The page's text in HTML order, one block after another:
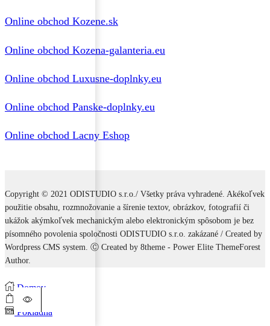
Online obchod Kozene.sk
Online obchod Kozena-galanteria.eu
Online obchod Luxusne-doplnky.eu
Online obchod Panske-doplnky.eu
Online obchod Lacny Eshop
Copyright © 2021 ODISTUDIO s.r.o./ Všetky práva vyhradené. Akékoľvek
použitie obsahu, rozmnožovanie a šírenie textov, obrázkov, fotografií či
ukážok akýmkoľvek mechanickým alebo elektronickým spôsobom je bez
písomného povolenia spoločnosti ODISTUDIO s.r.o. zakázané / Created by
Wordpress CMS system. Ⓒ Created by 8theme - Power Elite ThemeForest
Author.
Domov
0Košík
Pokladňa